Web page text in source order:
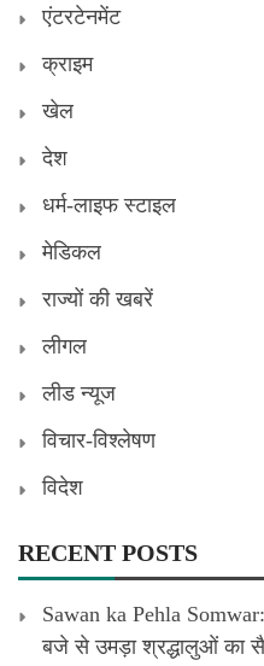
एंटरटेनमेंट
क्राइम
खेल
देश
धर्म-लाइफ स्टाइल
मेडिकल
राज्यों की खबरें
लीगल
लीड न्यूज
विचार-विश्लेषण
विदेश
RECENT POSTS
Sawan ka Pehla
बजे से उमड़ा श्रद्धालुओं का